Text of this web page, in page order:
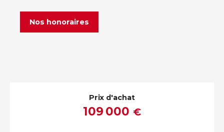
Nos honoraires
Prix d'achat
109 000 €